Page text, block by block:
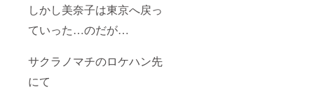
しかし美奈子は東京へ戻っ
ていった…のだが…
サクラノマチのロケハン先
にて